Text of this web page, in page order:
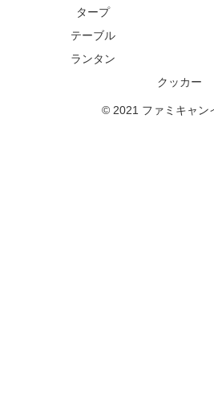
タープ
テーブル
ランタン
クッカー
© 2021 ファミキャン